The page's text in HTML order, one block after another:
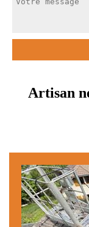
Artisan